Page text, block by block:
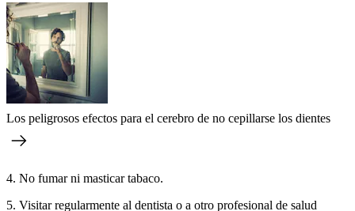
Los peligrosos efectos para el cerebro de no cepillarse los dientes
4. No fumar ni masticar tabaco.
5. Visitar regularmente al dentista o a otro profesional de salud